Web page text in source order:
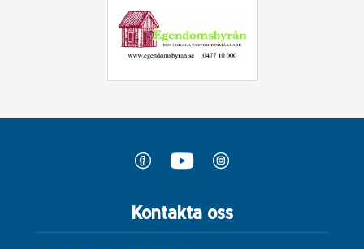
Kontakta oss